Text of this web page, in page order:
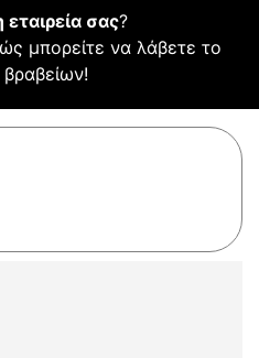
εταιρεία σας?
μπορείτε να λάβετε το